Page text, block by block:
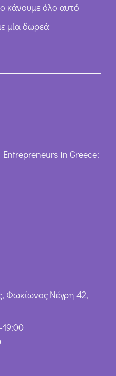
κάνουμε όλο αυτό
μία δωρεά
in Greece:
Φωκίωνος Νέγρη 42,
19:00